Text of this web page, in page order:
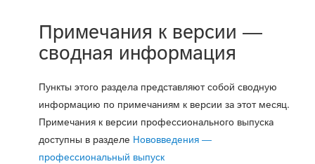
Примечания к версии —
сводная информация
Пункты этого раздела представляют собой сводную
информацию по примечаниям к версии за этот месяц.
Примечания к версии профессионального выпуска
доступны в разделе Нововведения —
профессиональный выпуск